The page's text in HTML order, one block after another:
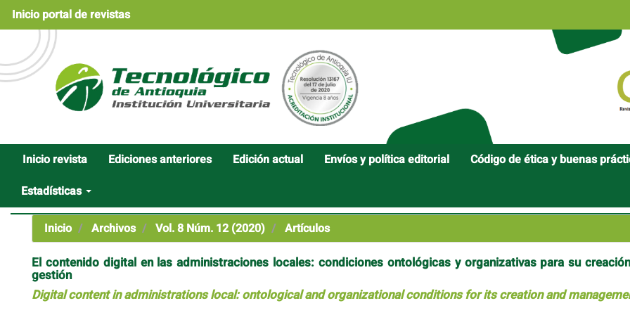
Navegación
principal
Contenido
principal
Barra
lateral
Inicio portal de revistas
Inicio revista Ediciones anteriores Edición actual Envíos y política editorial Código de ética y buenas
Estadísticas
Inicio
Archivos Vol. 8 Núm. 12 (2020) Artículos
El contenido digital en las administraciones locales: condiciones ontológicas y organizativas para su
gestión
Digital content in administrations local: ontological and organizational conditions for its creation and